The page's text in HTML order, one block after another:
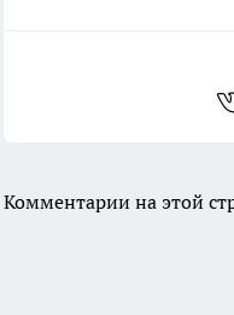
Комментарии на этой